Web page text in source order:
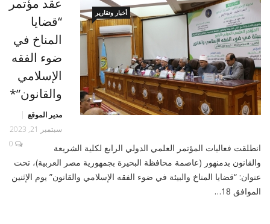
أخبار وتقارير
“قضايا
المناخ في
ضوء الفقه
الإسلامي
والقانون”*
مدير الموقع
سبتمبر 21, 2023
0
انطلقت فعاليات المؤتمر العلمي الدولي الرابع لكلية الشريعة
والقانون بدمنهور (عاصمة محافظة البحيرة بجمهورية مصر العربية)، تحت
عنوان: “قضايا المناخ والبيئة في ضوء الفقه الإسلامي والقانون” يوم الإثنين
الموافق 18…